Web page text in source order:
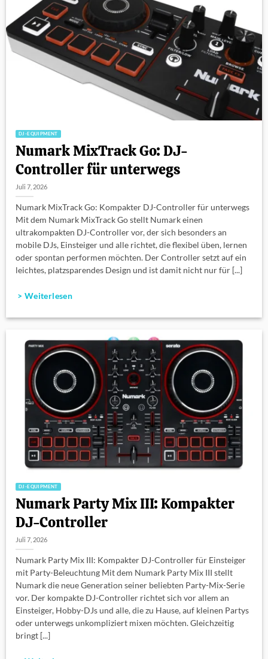
DJ-EQUIPMENT
Numark MixTrack Go: DJ-
Controller für unterwegs
Juli 7, 2026
Numark MixTrack Go: Kompakter DJ-Controller für unterwegs
Mit dem Numark MixTrack Go stellt Numark einen
ultrakompakten DJ-Controller vor, der sich besonders an
mobile DJs, Einsteiger und alle richtet, die flexibel üben, lernen
oder spontan performen möchten. Der Controller setzt auf ein
leichtes, platzsparendes Design und ist damit nicht nur für [...]
> Weiterlesen
DJ-EQUIPMENT
Numark Party Mix III: Kompakter
DJ-Controller
Juli 7, 2026
Numark Party Mix III: Kompakter DJ-Controller für Einsteiger
mit Party-Beleuchtung Mit dem Numark Party Mix III stellt
Numark die neue Generation seiner beliebten Party-Mix-Serie
vor. Der kompakte DJ-Controller richtet sich vor allem an
Einsteiger, Hobby-DJs und alle, die zu Hause, auf kleinen Partys
oder unterwegs unkompliziert mixen möchten. Gleichzeitig
bringt [...]